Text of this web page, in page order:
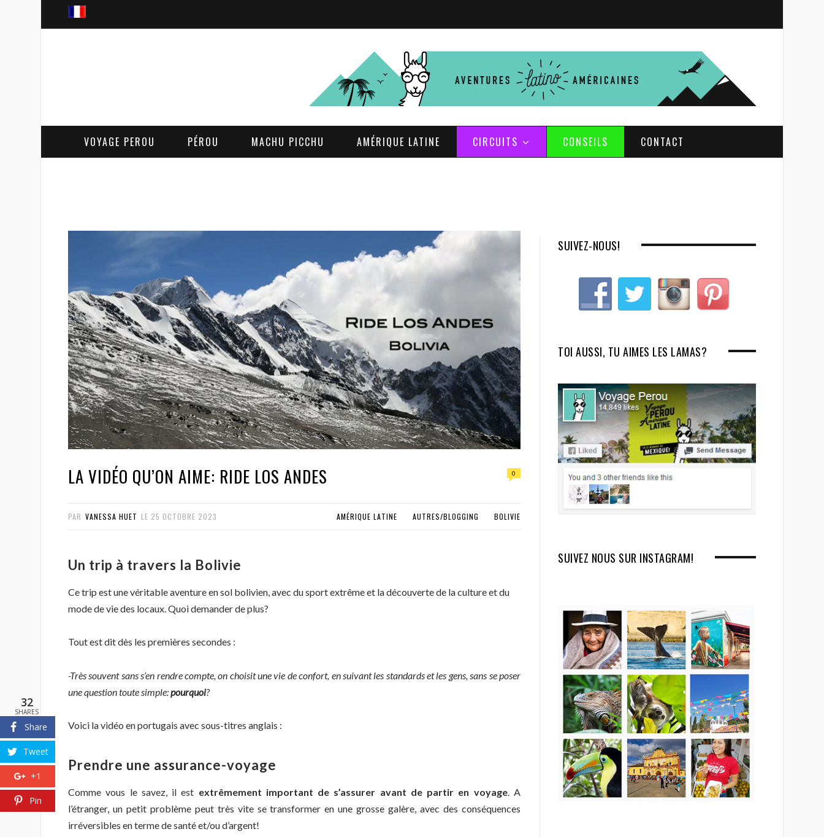
c
VOYAGE PEROU PÉROU MACHU PICCHU AMÉRIQUE LATINE CIRCUITS CONSEILS CONTACT
LA VIDÉO QU’ON AIME: RIDE LOS ANDES 0
PAR VANESSA HUET LE 25 OCTOBRE 2023 AMÉRIQUE LATINE AUTRES/BLOGGING BOLIVIE
Un trip à travers la Bolivie
Ce trip est une véritable aventure en sol bolivien, avec du sport extrême et la découverte de la culture et du
mode de vie des locaux. Quoi demander de plus?
Tout est dit dès les premières secondes :
-Très souvent sans s’en rendre compte, on choisit une vie de confort, en suivant les standards et les gens, sans se poser
une question toute simple:pourquoi?
Voici la vidéo en portugais avec sous-titres anglais :
Prendre une assurance-voyage
Comme vous le savez, il est extrêmement important de s’assurer avant de partir en voyage. A
l’étranger, un petit problème peut très vite se transformer en une grosse galère, avec des conséquences
irréversibles en terme de santé et/ou d’argent!
SUIVEZ-NOUS!
TOI AUSSI, TU AIMES LES LAMAS?
SUIVEZ NOUS SUR INSTAGRAM!
32
SHARES
Share
Tweet
+1
Pin